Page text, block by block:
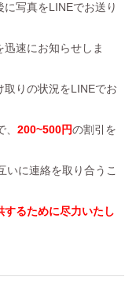
写真をLINEでお送り
速にお知らせしま
りの状況をLINEでお
200~500円の割引を
に連絡を取り合うこ
るために尽力いたし